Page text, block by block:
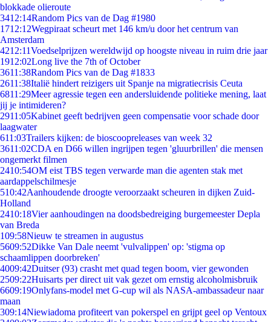
blokkade olieroute
3412:14Random Pics van de Dag #1980
1712:12Wegpiraat scheurt met 146 km/u door het centrum van
Amsterdam
4212:11Voedselprijzen wereldwijd op hoogste niveau in ruim drie jaar
1912:02Long live the 7th of October
3611:38Random Pics van de Dag #1833
2611:38Italië hindert reizigers uit Spanje na migratiecrisis Ceuta
6811:29Meer agressie tegen een andersluidende politieke mening, laat
jij je intimideren?
2911:05Kabinet geeft bedrijven geen compensatie voor schade door
laagwater
611:03Trailers kijken: de bioscoopreleases van week 32
3611:02CDA en D66 willen ingrijpen tegen 'gluurbrillen' die mensen
ongemerkt filmen
2410:54OM eist TBS tegen verwarde man die agenten stak met
aardappelschilmesje
510:42Aanhoudende droogte veroorzaakt scheuren in dijken Zuid-
Holland
2410:18Vier aanhoudingen na doodsbedreiging burgemeester Depla
van Breda
109:58Nieuw te streamen in augustus
5609:52Dikke Van Dale neemt 'vulvalippen' op: 'stigma op
schaamlippen doorbreken'
4009:42Duitser (93) crasht met quad tegen boom, vier gewonden
2509:22Huisarts per direct uit vak gezet om ernstig alcoholmisbruik
6609:19Onlyfans-model met G-cup wil als NASA-ambassadeur naar
maan
309:14Niewiadoma profiteert van pokerspel en grijpt geel op Ventoux